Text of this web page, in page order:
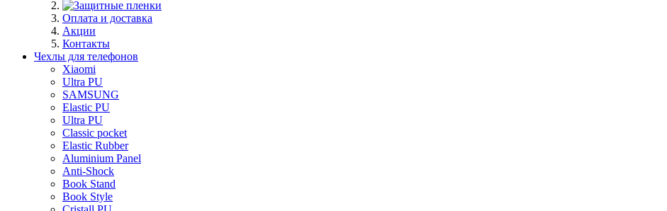
Оплата и доставка
Акции
Контакты
Чехлы для телефонов
Xiaomi
Ultra PU
SAMSUNG
Elastic PU
Ultra PU
Classic pocket
Elastic Rubber
Aluminium Panel
Anti-Shock
Book Stand
Book Style